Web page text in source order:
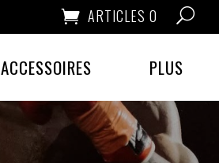
ARTICLES 0
ACCESSOIRES PLUS